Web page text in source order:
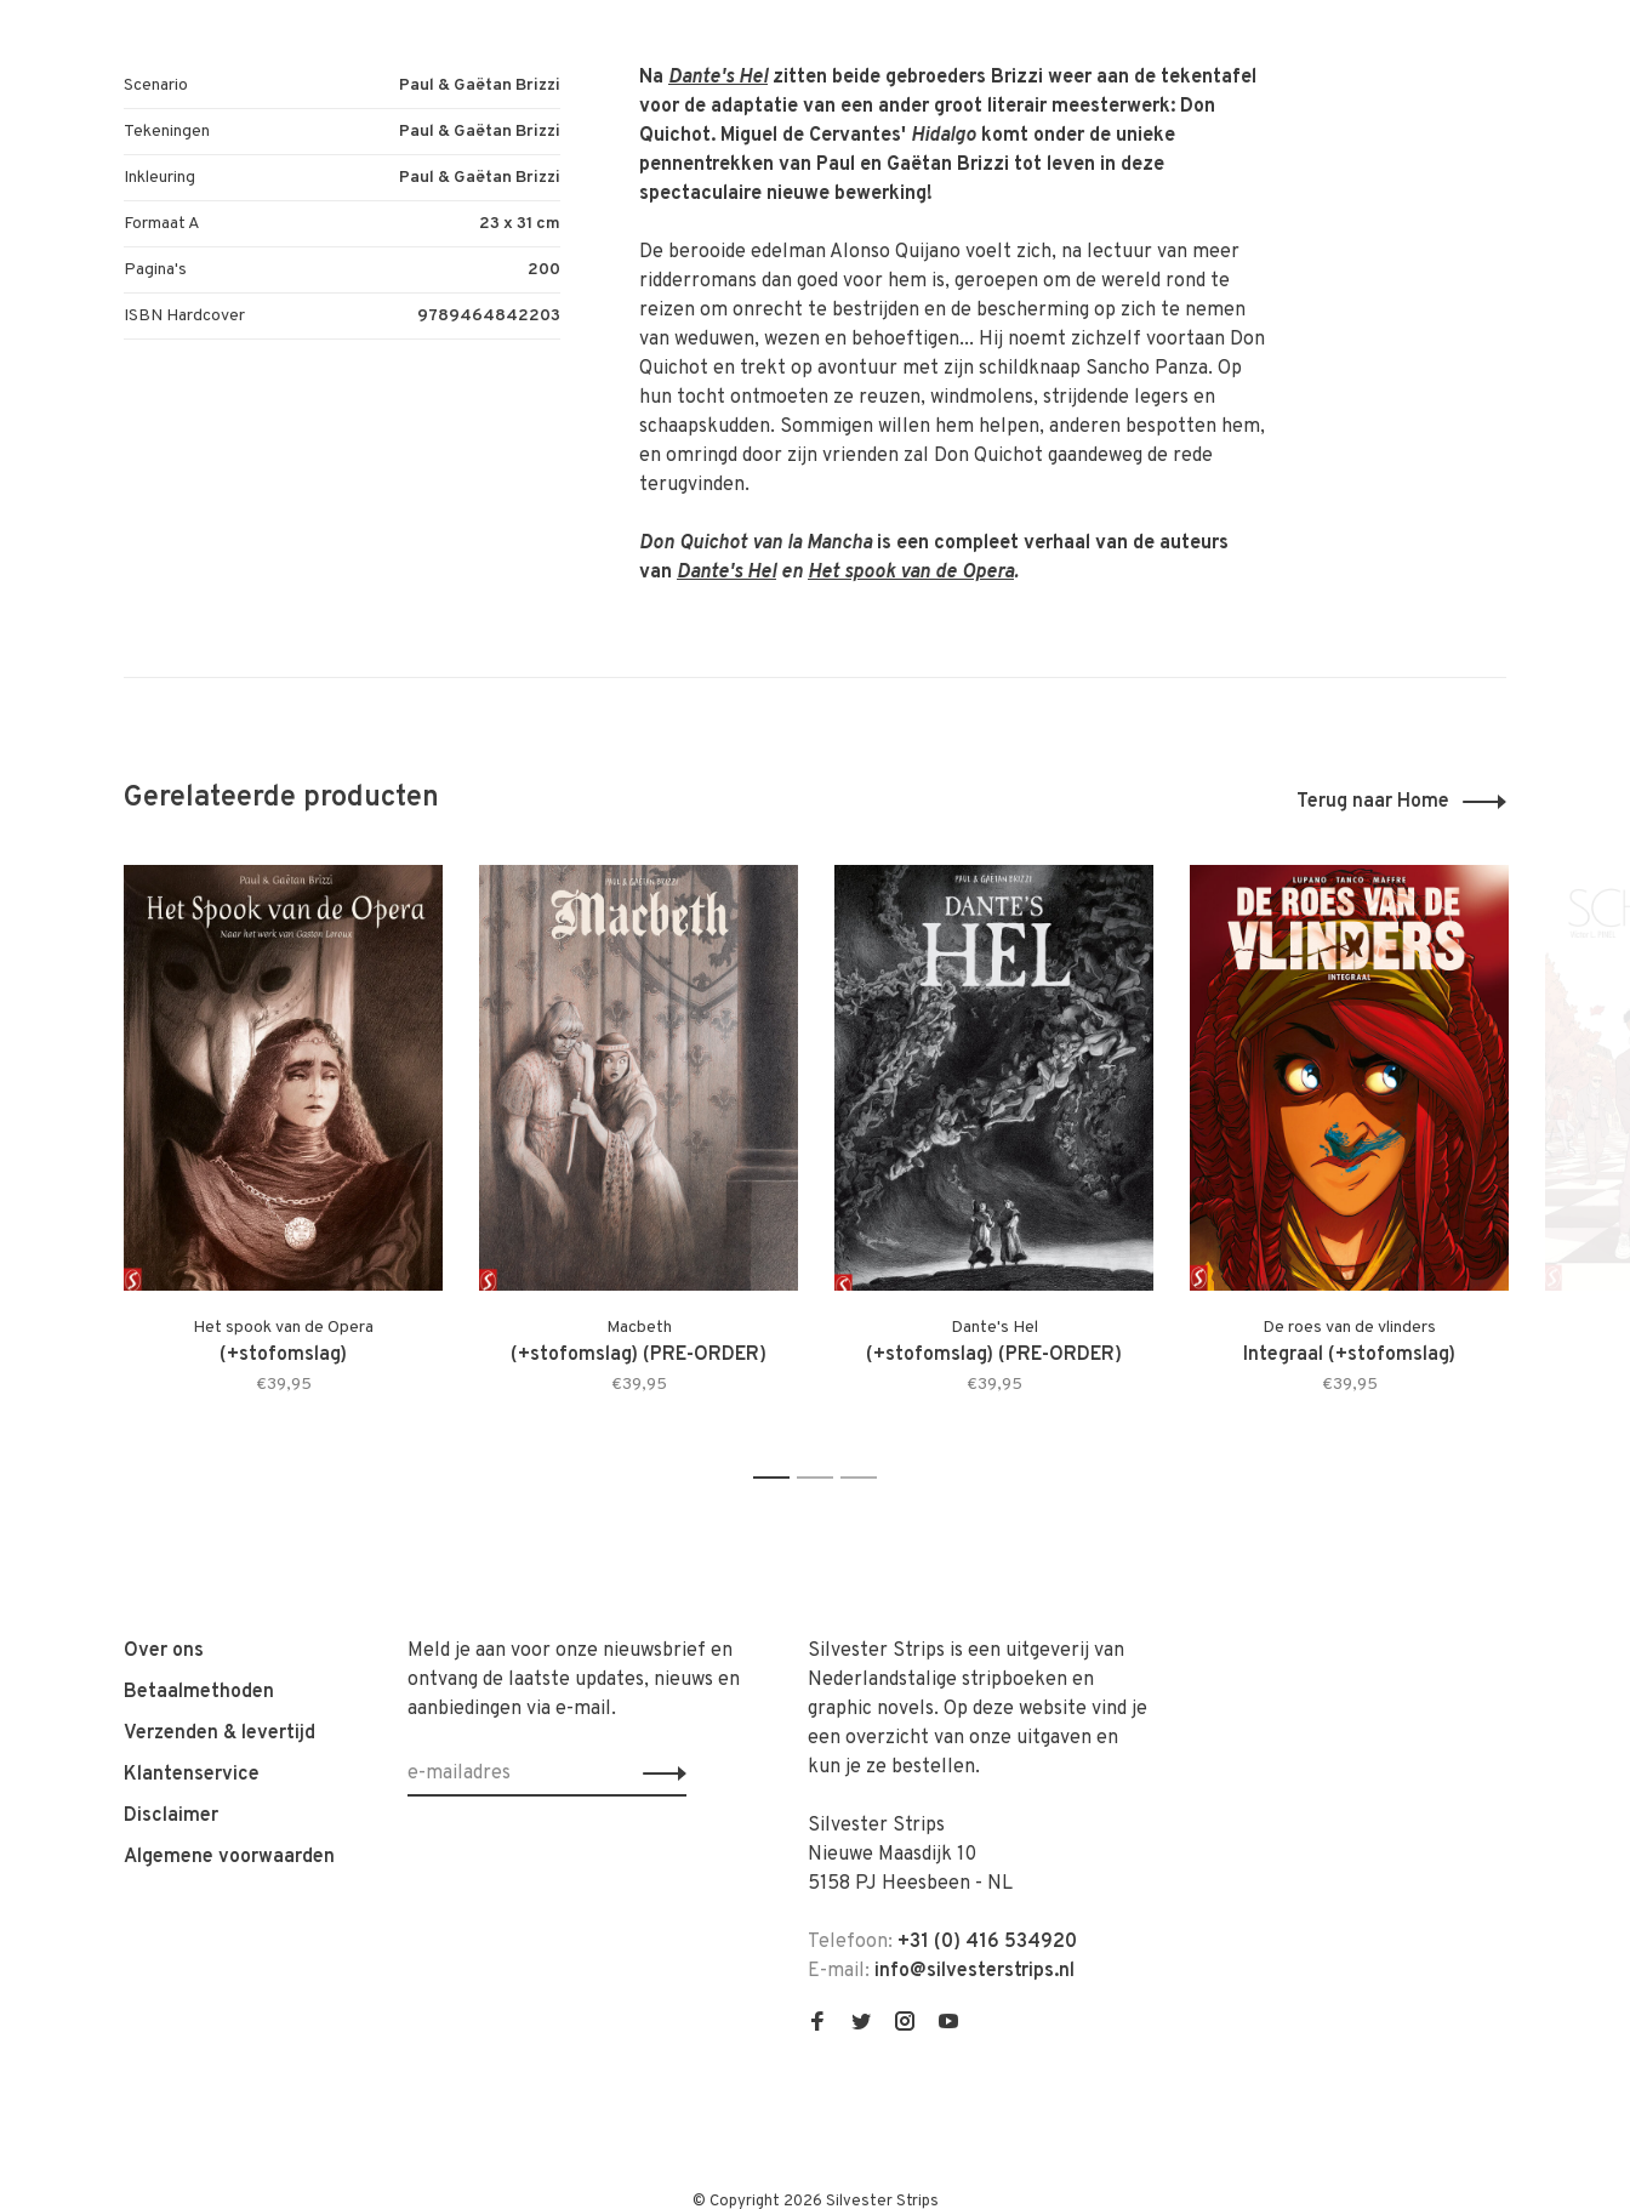
Scenario Paul & Gaëtan Brizzi
Tekeningen Paul & Gaëtan Brizzi
Inkleuring Paul & Gaëtan Brizzi
Formaat A 23 x 31 cm
Pagina's 200
ISBN Hardcover 9789464842203
Na Dante's Helzitten beide gebroeders Brizzi weer aan de tekentafel
voor de adaptatie van een ander groot literair meesterwerk: Don
Quichot. Miguel de Cervantes' Hidalgo komt onder de unieke
pennentrekken van Paul en Gaëtan Brizzi tot leven in deze
spectaculaire nieuwe bewerking!
De berooide edelman Alonso Quijano voelt zich, na lectuur van meer
ridderromans dan goed voor hem is, geroepen om de wereld rond te
reizen om onrecht te bestrijden en de bescherming op zich te nemen
van weduwen, wezen en behoeftigen... Hij noemt zichzelf voortaan Don
Quichot en trekt op avontuur met zijn schildknaap Sancho Panza. Op
hun tocht ontmoeten ze reuzen, windmolens, strijdende legers en
schaapskudden. Sommigen willen hem helpen, anderen bespotten hem,
en omringd door zijn vrienden zal Don Quichot gaandeweg de rede
terugvinden.
Don Quichot van la Manchais een compleet verhaal van de auteurs
van Dante's Helen Het spook van de Opera.
Gerelateerde producten Terug naar Home
Het spook van de Opera
(+stofomslag)
€39,95
Macbeth
(+stofomslag) (PRE-ORDER)
€39,95
Dante's Hel
(+stofomslag) (PRE-ORDER)
€39,95
De roes van de vlinders
Integraal (+stofomslag)
€39,95
1 2 3
Over ons
Betaalmethoden
Verzenden & levertijd
Klantenservice
Disclaimer
Algemene voorwaarden
Meld je aan voor onze nieuwsbrief en
ontvang de laatste updates, nieuws en
aanbiedingen via e-mail.
Silvester Strips is een uitgeverij van
Nederlandstalige stripboeken en
graphic novels. Op deze website vind je
een overzicht van onze uitgaven en
kun je ze bestellen.
Silvester Strips
Nieuwe Maasdijk 10
5158 PJ Heesbeen - NL
Telefoon: +31 (0) 416 534920
E-mail: info@silvesterstrips.nl
© Copyright 2026 Silvester Strips